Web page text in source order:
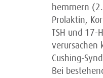
hemmern
Prolaktin,
TSH und 17-
verursachen
Cushing-
Bei